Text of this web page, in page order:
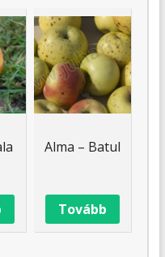
Alma – Batul
Tovább